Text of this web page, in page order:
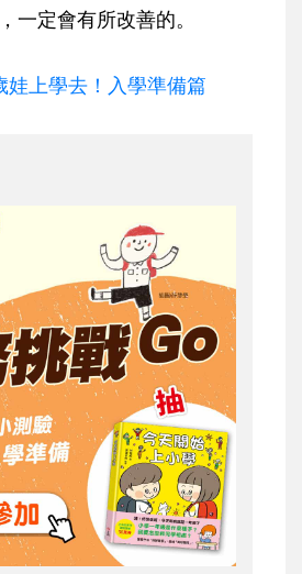
一定會有所改善的。
娃上學去！入學準備篇